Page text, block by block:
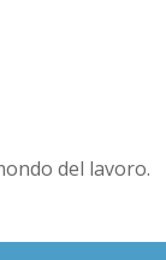
del lavoro.